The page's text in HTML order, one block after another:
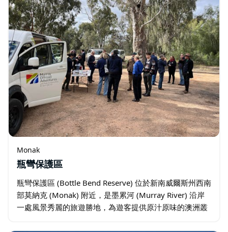
Monak
瓶彎保護區
瓶彎保護區 (Bottle Bend Reserve) 位於新南威爾斯州西南
部莫納克 (Monak) 附近，是墨累河 (Murray River) 沿岸
一處風景秀麗的旅遊勝地，為遊客提供原汁原味的澳洲叢